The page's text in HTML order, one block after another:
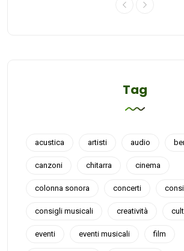
Tag
acustica artisti audio
canzoni chitarra cinema
colonna sonora concerti
consigli musicali creatività
eventi eventi musicali film